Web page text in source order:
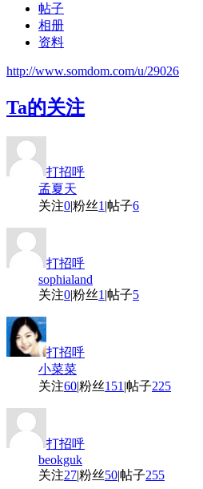
帖子
相册
资料
http://www.somdom.com/u/29026
Ta的关注
打招呼
孟夏天
关注0|粉丝1 |帖子6
打招呼
sophialand
关注0|粉丝1 |帖子5
打招呼
小菜菜
关注60|粉丝151 |帖子225
打招呼
beokguk
关注27|粉丝50|帖子255